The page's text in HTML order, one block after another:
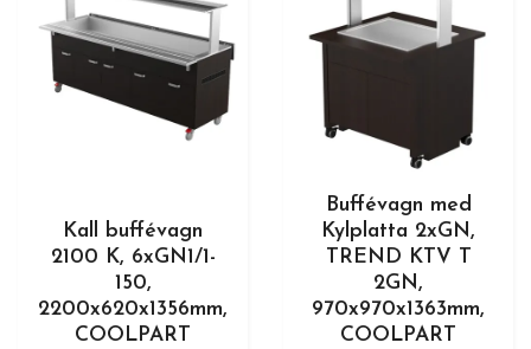
Kall buffévagn
2100 K, 6xGN1/1-
150,
2200x620x1356mm,
COOLPART
Buffévagn med
Kylplatta 2xGN,
TREND KTV T
2GN,
970x970x1363mm,
COOLPART